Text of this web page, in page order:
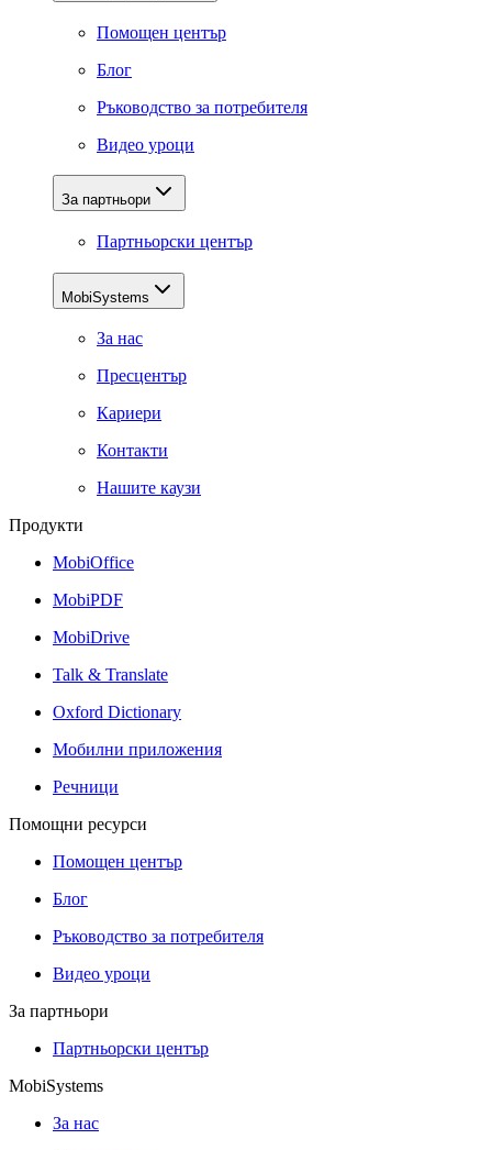
Помощен център
Блог
Ръководство за потребителя
Видео уроци
За партньори
Партньорски център
MobiSystems
За нас
Пресцентър
Кариери
Контакти
Нашите каузи
Продукти
MobiOffice
MobiPDF
MobiDrive
Talk & Translate
Oxford Dictionary
Мобилни приложения
Речници
Помощни ресурси
Помощен център
Блог
Ръководство за потребителя
Видео уроци
За партньори
Партньорски център
MobiSystems
За нас